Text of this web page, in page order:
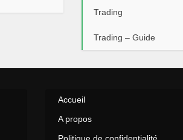
Trading
Trading – Guide
Accueil
A propos